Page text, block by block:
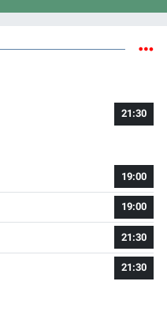
21:30
19:00
19:00
21:30
21:30